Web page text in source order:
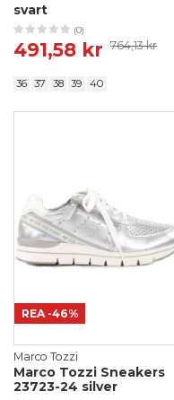
svart
(0)
491,58 kr 764,13 kr
36 37 38 39 40
REA -46%
Marco Tozzi
Marco Tozzi Sneakers
23723-24 silver